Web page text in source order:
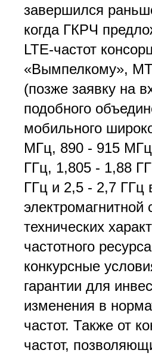
завершился
когда ГКРЧ
LTE-частот
«Вымпелкому»,
(позже заявку на
подобного
мобильного
МГц, 890 - 915
ГГц, 1,805 - 1,88
ГГц и 2,5 - 2,7 ГГц
электромагнитной
технических
частотного
конкурсные
гарантии для
изменения в
частот. Также от
частот,